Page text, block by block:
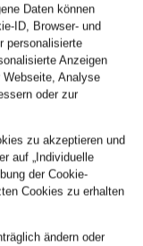
Daten können
ID, Browser- und
personalisierte
Anzeigen
Analyse
oder zur
zu akzeptieren und
auf „Individuelle
der Cookie-
Cookies zu erhalten
ändern oder